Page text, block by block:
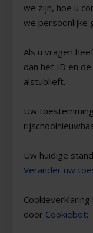
we zijn, hoe u
we persoonlijke
Als u vragen
dan het ID en
alstublieft.
Uw
Uw huidige
Verander uw
door Cookiebot: